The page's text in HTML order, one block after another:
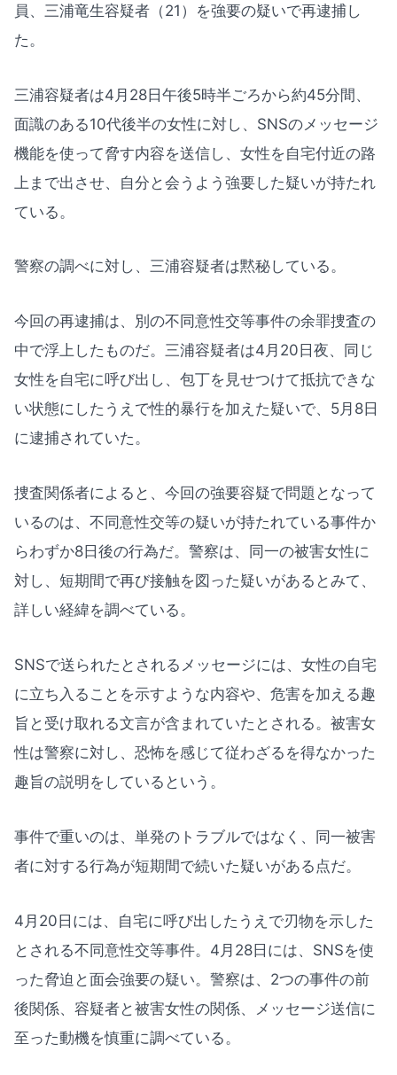
員、三浦竜生容疑者（21）を強要の疑いで再逮捕し
た。
三浦容疑者は4月28日午後5時半ごろから約45分間、
面識のある10代後半の女性に対し、SNSのメッセージ
機能を使って脅す内容を送信し、女性を自宅付近の路
上まで出させ、自分と会うよう強要した疑いが持たれ
ている。
警察の調べに対し、三浦容疑者は黙秘している。
今回の再逮捕は、別の不同意性交等事件の余罪捜査の
中で浮上したものだ。三浦容疑者は4月20日夜、同じ
女性を自宅に呼び出し、包丁を見せつけて抵抗できな
い状態にしたうえで性的暴行を加えた疑いで、5月8日
に逮捕されていた。
捜査関係者によると、今回の強要容疑で問題となって
いるのは、不同意性交等の疑いが持たれている事件か
らわずか8日後の行為だ。警察は、同一の被害女性に
対し、短期間で再び接触を図った疑いがあるとみて、
詳しい経緯を調べている。
SNSで送られたとされるメッセージには、女性の自宅
に立ち入ることを示すような内容や、危害を加える趣
旨と受け取れる文言が含まれていたとされる。被害女
性は警察に対し、恐怖を感じて従わざるを得なかった
趣旨の説明をしているという。
事件で重いのは、単発のトラブルではなく、同一被害
者に対する行為が短期間で続いた疑いがある点だ。
4月20日には、自宅に呼び出したうえで刃物を示した
とされる不同意性交等事件。4月28日には、SNSを使
った脅迫と面会強要の疑い。警察は、2つの事件の前
後関係、容疑者と被害女性の関係、メッセージ送信に
至った動機を慎重に調べている。